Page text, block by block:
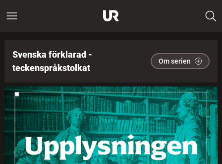
Svenska förklarad -
teckenspråkstolkat
Om serien